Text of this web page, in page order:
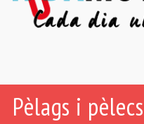
Pèlags i